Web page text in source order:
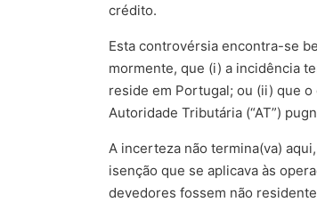
crédito.
Esta controvérsia encontra-se
mormente, que (i) a incidência
reside em Portugal; ou (ii) que
Autoridade Tributária (“AT”)
A incerteza não termina(va)
isenção que se aplicava às
devedores fossem não